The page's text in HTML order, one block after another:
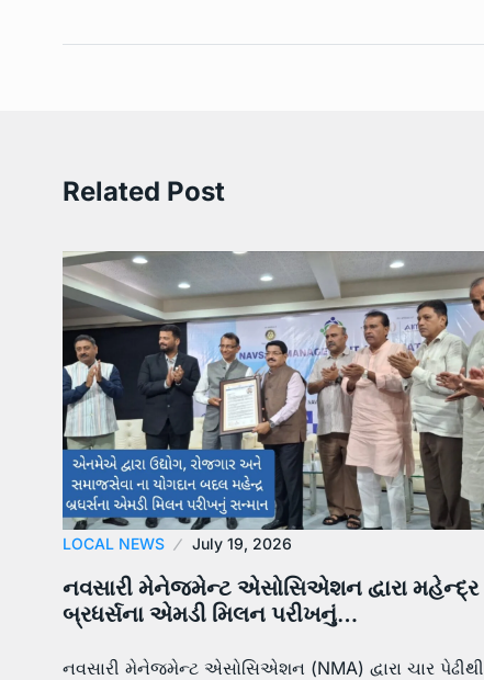
Related Post
LOCAL NEWS July 19, 2026
નવસારી મેનેજમેન્ટ એસોસિએશન દ્વારા મહેન્દ્ર
બ્રધર્સના એમડી મિલન પરીખનું…
નવસારી મેનેજમેન્ટ એસોસિએશન (NMA) દ્વારા ચાર પેઢીથી